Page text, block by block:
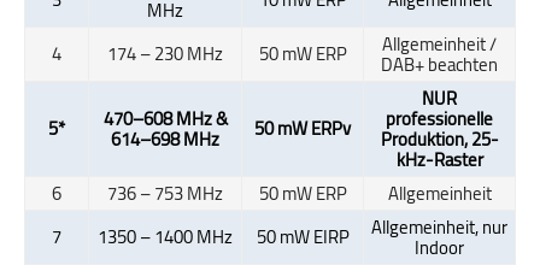
MHz
4
174 – 230 MHz 50 mW ERP Allgemeinheit /
DAB+ beachten
5*
470–608 MHz &
614–698 MHz 50 mW ERPv
NUR
professionelle
Produktion, 25-
kHz-Raster
6
736 – 753 MHz 50 mW ERP
Allgemeinheit
7
1350 – 1400 MHz 50 mW EIRP Allgemeinheit, nur
Indoor